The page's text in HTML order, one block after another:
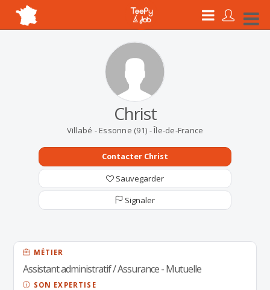
Christ
Villabé - Essonne (91) - Île-de-France
Contacter Christ
Sauvegarder
Signaler
MÉTIER
Assistant administratif / Assurance - Mutuelle
SON EXPERTISE